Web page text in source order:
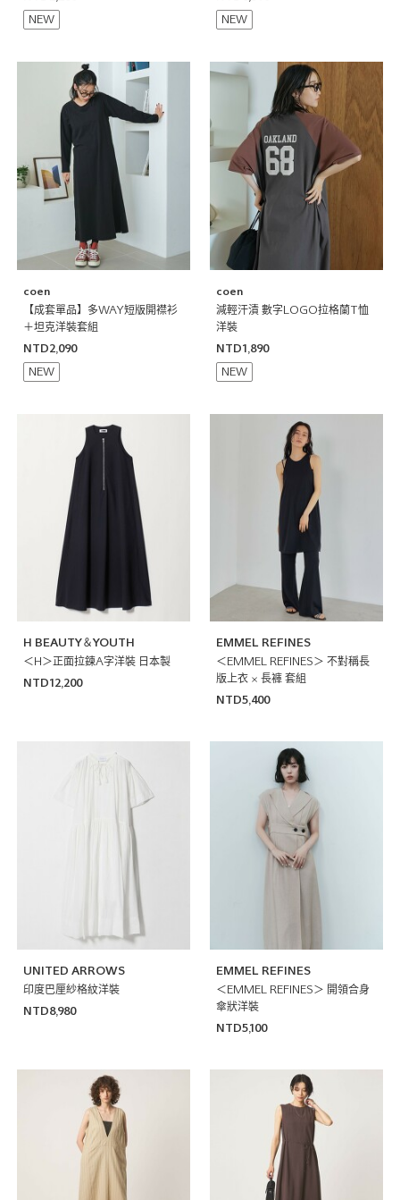
NEW NEW
coen
【成套單品】多WAY短版開襟衫
＋坦克洋裝套組
NTD2,090
NEW
coen
減輕汗漬 數字LOGO拉格蘭T恤
洋裝
NTD1,890
NEW
H BEAUTY＆YOUTH
＜H＞正面拉鍊A字洋裝 日本製
NTD12,200
EMMEL REFINES
＜EMMEL REFINES＞ 不對稱長
版上衣 × 長褲 套組
NTD5,400
UNITED ARROWS
印度巴厘紗格紋洋裝
NTD8,980
EMMEL REFINES
＜EMMEL REFINES＞ 開領合身
傘狀洋裝
NTD5,100